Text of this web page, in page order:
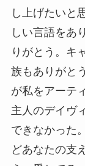
し上げたいと
しい言語をあ
りがとう。キ
族もありがと
が私をアーテ
主人のデイヴ
できなかった
どあなたの支